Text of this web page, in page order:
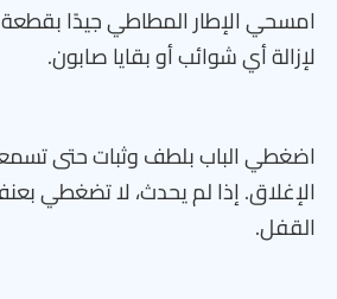
امسحي الإطار المطاطي جيدًا
لإزالة أي شوائب أو بقايا صابون.
اضغطي الباب بلطف وثبات حتى
الإغلاق. إذا لم يحدث، لا تضغطي
القفل.